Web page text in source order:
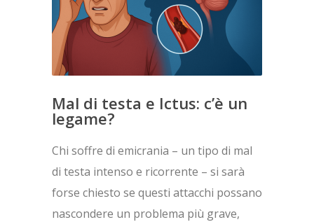
Mal di testa e Ictus: c’è un
legame?
Chi soffre di emicrania – un tipo di mal
di testa intenso e ricorrente – si sarà
forse chiesto se questi attacchi possano
nascondere un problema più grave,